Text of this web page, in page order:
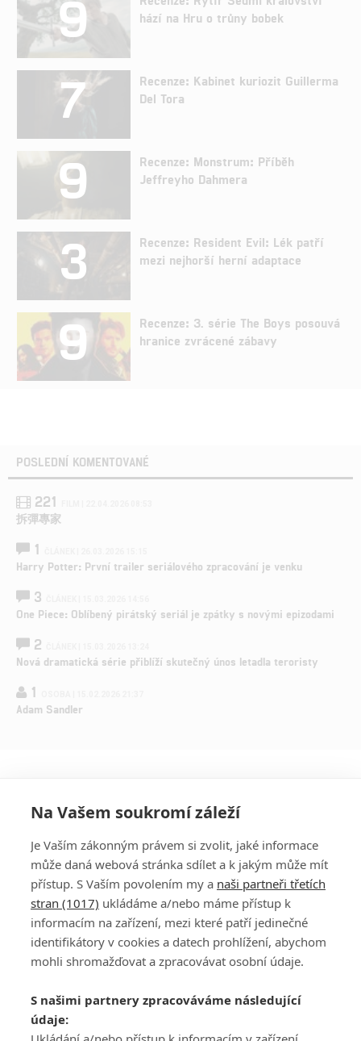
9
hází na Hru o trůny bobek
7
Recenze: Kabinet kuriozit Guillerma
Del Tora
9
Recenze: Monstrum: Příběh
Jeffreyho Dahmera
3
Recenze: Resident Evil: Lék patří
mezi nejhorší herní adaptace
9
Recenze: 3. série The Boys posouvá
hranice zvrácené zábavy
POSLEDNÍ KOMENTOVANÉ
221
拆彈專家
1
Harry Potter: První trailer seriálového zpracování je venku
3
One Piece: Oblíbený pirátský seriál je zpátky s novými epizodami
2
Nová dramatická série přiblíží skutečný únos letadla teroristy
1
Adam Sandler
PŘIHLÁSIT
REGISTROVAT
DISKUZE
Šéfredaktorkou webu jePetr Slavík, e-mailserialy@fandimefilmu.cz
Máte-li zájem o inzerci na našem webu napište nám na e-mail
Na Vašem soukromí záleží
Je Vaším zákonným právem si zvolit, jaké informace
může daná webová stránka sdílet a k jakým může mít
přístup. S Vaším povolením my a naši partneři třetích
stran (1017) ukládáme a/nebo máme přístup k
informacím na zařízení, mezi které patří jedinečné
identifikátory v cookies a datech prohlížení, abychom
mohli shromažďovat a zpracovávat osobní údaje.
S našimi partnery zpracováváme následující
údaje: